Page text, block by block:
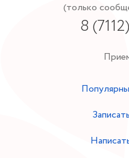
(только
8